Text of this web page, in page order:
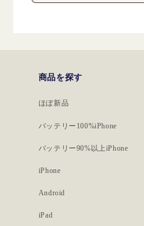
商品を探す
ほぼ新品
バッテリー100%iPhone
バッテリー90%以上iPhone
iPhone
Android
iPad